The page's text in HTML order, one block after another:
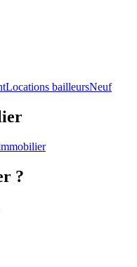
Locations bailleursNeuf
?